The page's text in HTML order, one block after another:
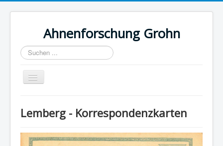
Ahnenforschung Grohn
Suchen
...
Navigation
an/aus
Ahnenforschung
Grohn
Lemberg - Korrespondenzkarten